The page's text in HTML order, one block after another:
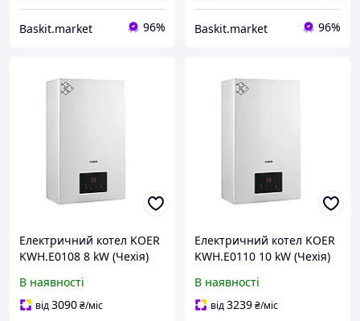
Baskit.market 96% Baskit.market 96%
Електричний котел KOER
KWH.E0108 8 kW (Чехія)
одноконтурний 8 кВт
В наявності
від3090₴/міс
Електричний котел KOER
KWH.E0110 10 kW (Чехія)
одноконтурний 10 кВт
В наявності
від3239₴/міс